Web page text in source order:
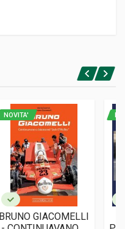
NOVITA'
BRUNO GIACOMELLI